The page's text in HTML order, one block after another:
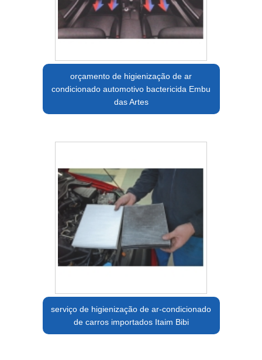
orçamento de higienização de ar
condicionado automotivo bactericida Embu
das Artes
serviço de higienização de ar-condicionado
de carros importados Itaim Bibi